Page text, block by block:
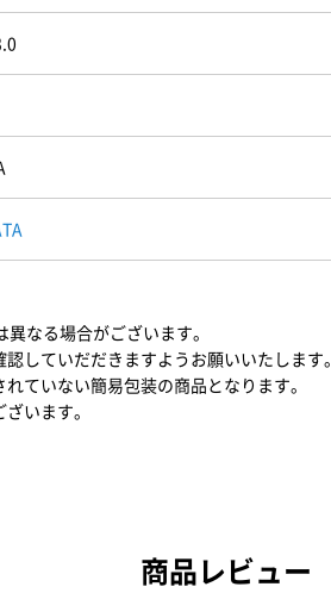
なる場合がございます。
していだだきますようお願いいたします。
ていない簡易包装の商品となります。
います。
商品レビュー